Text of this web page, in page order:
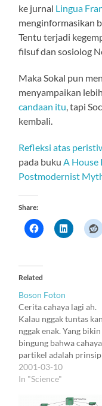
ke jurnal Lingua
menginformasikan
Tentu terjadi
filsuf dan sosiolog
Maka Sokal pun
menyampaikan
candaan itu , tapi
kembali.
Refleksi atas
pada buku A House
Postmodernist
Share:
Related
Boson Foton
Cerita cahaya lagi ah.
Kalau nggak tuntas kan
nggak enak. Yang bikin
bingung bahwa
partikel adalah prinsip
kekekalan. Cahaya bisa
diciptakan, bisa
massanya nol dan
2001-03-10
In "Science"